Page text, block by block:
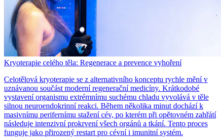
Kryoterapie celého těla: Regenerace a prevence vyhoření
Celotělová kryoterapie se z alternativního konceptu rychle mění v
uznávanou součást moderní regenerační medicíny. Krátkodobé
vystavení organismu extrémnímu suchému chladu vyvolává v těle
silnou neuroendokrinní reakci. Během několika minut dochází k
masivnímu perifernímu stažení cév, po kterém při opětovném zahřátí
následuje intenzivní prokrvení všech orgánů a tkání. Tento proces
funguje jako přirozený restart pro cévní i imunitní systém.